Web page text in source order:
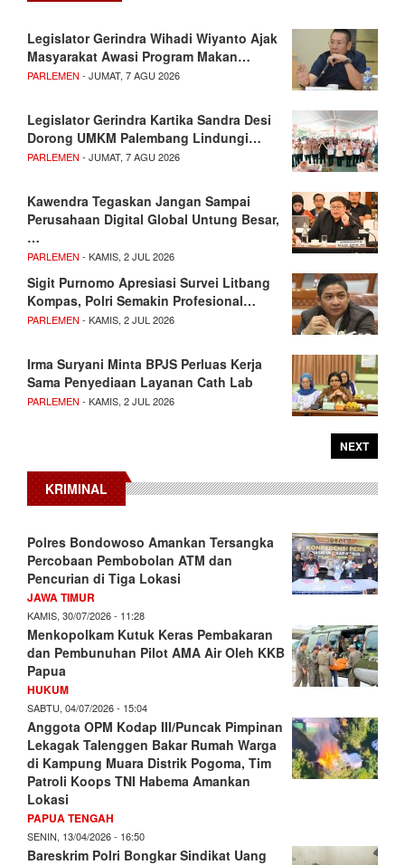
Legislator Gerindra Wihadi Wiyanto Ajak
Masyarakat Awasi Program Makan…
PARLEMEN - JUMAT, 7 AGU 2026
Legislator Gerindra Kartika Sandra Desi
Dorong UMKM Palembang Lindungi…
PARLEMEN - JUMAT, 7 AGU 2026
Kawendra Tegaskan Jangan Sampai
Perusahaan Digital Global Untung Besar,
…
PARLEMEN - KAMIS, 2 JUL 2026
Sigit Purnomo Apresiasi Survei Litbang
Kompas, Polri Semakin Profesional…
PARLEMEN - KAMIS, 2 JUL 2026
Irma Suryani Minta BPJS Perluas Kerja
Sama Penyediaan Layanan Cath Lab
PARLEMEN - KAMIS, 2 JUL 2026
NEXT
KRIMINAL
Polres Bondowoso Amankan Tersangka
Percobaan Pembobolan ATM dan
Pencurian di Tiga Lokasi
JAWA TIMUR
KAMIS, 30/07/2026 - 11:28
Menkopolkam Kutuk Keras Pembakaran
dan Pembunuhan Pilot AMA Air Oleh KKB
Papua
HUKUM
SABTU, 04/07/2026 - 15:04
Anggota OPM Kodap III/Puncak Pimpinan
Lekagak Talenggen Bakar Rumah Warga
di Kampung Muara Distrik Pogoma, Tim
Patroli Koops TNI Habema Amankan
Lokasi
PAPUA TENGAH
SENIN, 13/04/2026 - 16:50
Bareskrim Polri Bongkar Sindikat Uang